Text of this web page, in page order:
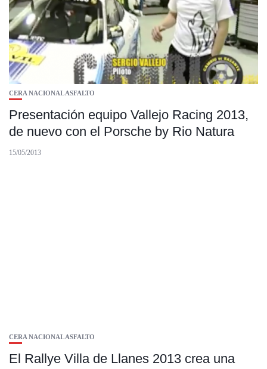
CERA NACIONAL ASFALTO
Presentación equipo Vallejo Racing 2013,
de nuevo con el Porsche by Rio Natura
15/05/2013
CERA NACIONAL ASFALTO
El Rallye Villa de Llanes 2013 crea una